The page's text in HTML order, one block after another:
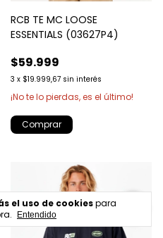
el uso de cookiespara
Entendido
RCB TE MC LOOSE
ESSENTIALS (03627P4)
$59.999
3 x $19.999,67 sin interés
¡No te lo pierdas, es el último!
Comprar